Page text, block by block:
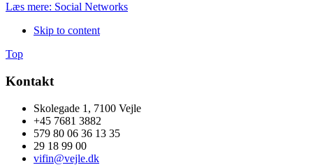
Læs mere: Social Networks
Skip to content
Top
Kontakt
Skolegade 1, 7100 Vejle
+45 7681 3882
579 80 06 36 13 35
29 18 99 00
vifin@vejle.dk